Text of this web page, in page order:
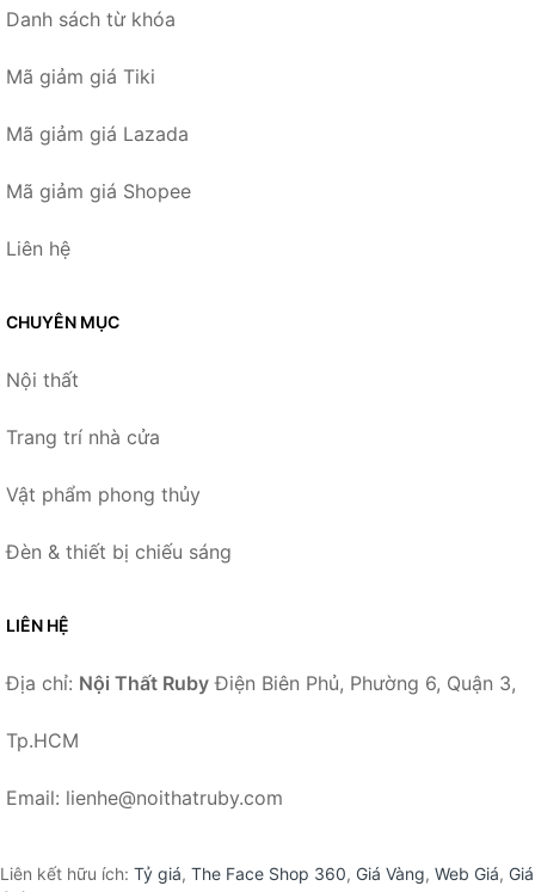
Danh sách từ khóa
Mã giảm giá Tiki
Mã giảm giá Lazada
Mã giảm giá Shopee
Liên hệ
CHUYÊN MỤC
Nội thất
Trang trí nhà cửa
Vật phẩm phong thủy
Đèn & thiết bị chiếu sáng
LIÊN HỆ
Địa chỉ: Nội Thất Ruby Điện Biên Phủ, Phường 6, Quận 3,
Tp.HCM
Email: lienhe@noithatruby.com
Liên kết hữu ích: Tỷ giá, The Face Shop 360, Giá Vàng, Web Giá, Giá